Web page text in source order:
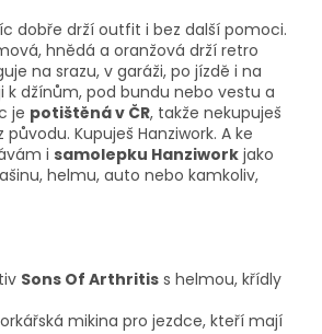
dobře drží outfit i bez další pomoci.
hnědá a oranžová drží retro
na srazu, v garáži, po jízdě i na
k džínům, pod bundu nebo vestu a
je potištěná v ČR, takže nekupuješ
Kupuješ Hanziwork. A ke
i samolepku Hanziwork jako
helmu, auto nebo kamkoliv,
Sons Of Arthritis s helmou, křídly
mikina pro jezdce, kteří mají